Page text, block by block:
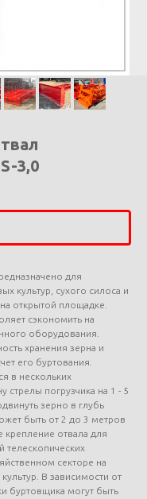
3,0
для
культур, сухого силоса и
открытой площадке.
сэкономить на
оборудования.
хранения зерна и
его буртования.
в нескольких
стрелы погрузчика на 1 - 5
зерно в глубь
быть от 2 до 3 метров
крепление отвала для
телескопических
секторе на
В зависимости от
буртовщика могут быть